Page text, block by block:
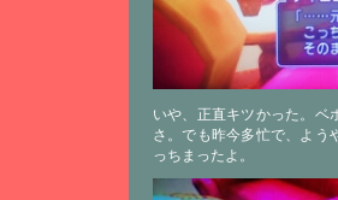
いや、正直キツかった。ベ
さ。でも昨今多忙で、よう
っちまったよ。